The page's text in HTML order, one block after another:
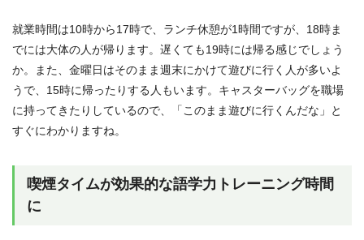
就業時間は10時から17時で、ランチ休憩が1時間ですが、18時ま
でには大体の人が帰ります。遅くても19時には帰る感じでしょう
か。また、金曜日はそのまま週末にかけて遊びに行く人が多いよ
うで、15時に帰ったりする人もいます。キャスターバッグを職場
に持ってきたりしているので、「このまま遊びに行くんだな」と
すぐにわかりますね。
喫煙タイムが効果的な語学力トレーニング時間
に